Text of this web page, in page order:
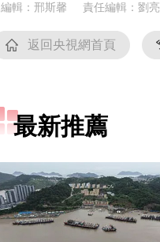
編輯：邢斯馨 責任編輯：劉亮
返回央視網首頁
最新推薦